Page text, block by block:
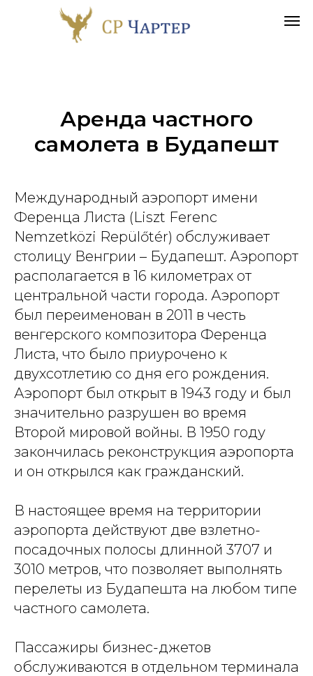
Аренда частного
самолета в Будапешт
Международный аэропорт имени
Ференца Листа (Liszt Ferenc
Nemzetközi Repülőtér) обслуживает
столицу Венгрии – Будапешт. Аэропорт
располагается в 16 километрах от
центральной части города. Аэропорт
был переименован в 2011 в честь
венгерского композитора Ференца
Листа, что было приурочено к
двухсотлетию со дня его рождения.
Аэропорт был открыт в 1943 году и был
значительно разрушен во время
Второй мировой войны. В 1950 году
закончилась реконструкция аэропорта
и он открылся как гражданский.
В настоящее время на территории
аэропорта действуют две взлетно-
посадочных полосы длинной 3707 и
3010 метров, что позволяет выполнять
перелеты из Будапешта на любом типе
частного самолета.
Пассажиры бизнес-джетов
обслуживаются в отдельном терминала